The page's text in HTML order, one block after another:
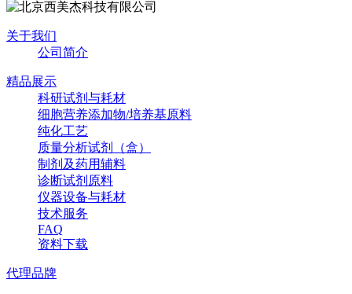
关于我们
公司简介
精品展示
科研试剂与耗材
细胞营养添加物/培养基原料
纯化工艺
质量分析试剂（盒）
制剂及药用辅料
诊断试剂原料
仪器设备与耗材
技术服务
FAQ
资料下载
代理品牌